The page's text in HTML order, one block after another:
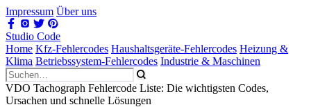
Impressum Über uns
Studio Code
Home Kfz-Fehlercodes Haushaltsgeräte-Fehlercodes Heizung &
Klima Betriebssystem-Fehlercodes Industrie & Maschinen
VDO Tachograph Fehlercode Liste: Die wichtigsten Codes,
Ursachen und schnelle Lösungen